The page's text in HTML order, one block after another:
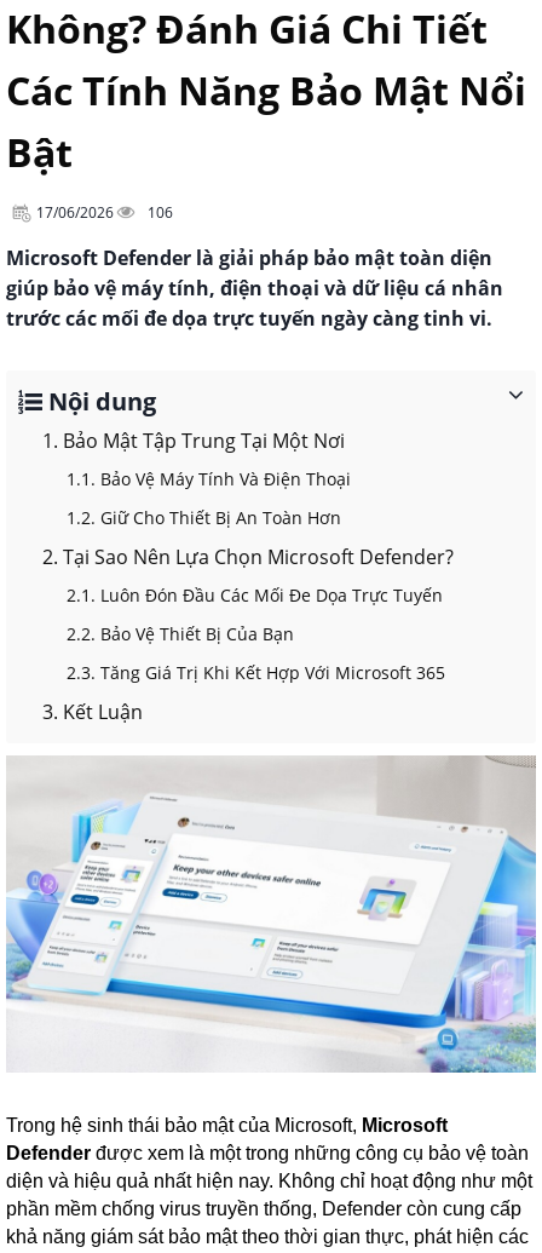
Không? Đánh Giá Chi Tiết
Các Tính Năng Bảo Mật Nổi
Bật
17/06/2026 106
Microsoft Defender là giải pháp bảo mật toàn diện
giúp bảo vệ máy tính, điện thoại và dữ liệu cá nhân
trước các mối đe dọa trực tuyến ngày càng tinh vi.
Nội dung
1. Bảo Mật Tập Trung Tại Một Nơi
1.1. Bảo Vệ Máy Tính Và Điện Thoại
1.2. Giữ Cho Thiết Bị An Toàn Hơn
2. Tại Sao Nên Lựa Chọn Microsoft Defender?
2.1. Luôn Đón Đầu Các Mối Đe Dọa Trực Tuyến
2.2. Bảo Vệ Thiết Bị Của Bạn
2.3. Tăng Giá Trị Khi Kết Hợp Với Microsoft 365
3. Kết Luận
Trong hệ sinh thái bảo mật của Microsoft, Microsoft
Defender được xem là một trong những công cụ bảo vệ toàn
diện và hiệu quả nhất hiện nay. Không chỉ hoạt động như một
phần mềm chống virus truyền thống, Defender còn cung cấp
khả năng giám sát bảo mật theo thời gian thực, phát hiện các